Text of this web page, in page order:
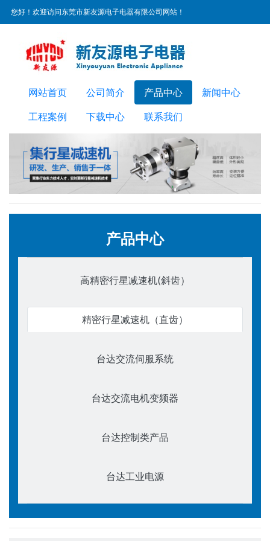
您好！欢迎访问东莞市新友源电子电器有限公司网站！
服务热线：
网站首页 公司简介 产品中心
新闻中心
工程案例
下载中心 联系我们
产品中心
高精密行星减速机(斜齿）
精密行星减速机（直齿）
台达交流伺服系统
台达交流电机变频器
台达控制类产品
台达工业电源